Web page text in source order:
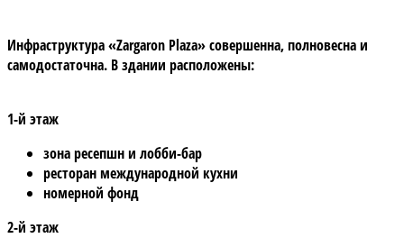
Инфраструктура «Zargaron Plaza»совершенна, полновесна и
самодостаточна. В здании расположены:
1-й этаж
зона ресепшн и лобби-бар
ресторан международной кухни
номерной фонд
2-й этаж